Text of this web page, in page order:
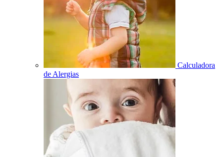
Calculadora
de Alergias